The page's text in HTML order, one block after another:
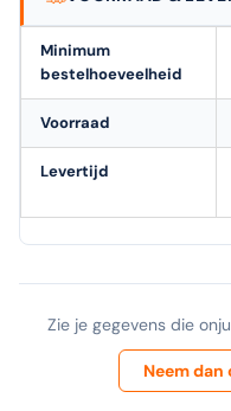
Minimum
bestelhoeveelheid
Voorraad
Levertijd
Zie je gegevens die
Neem